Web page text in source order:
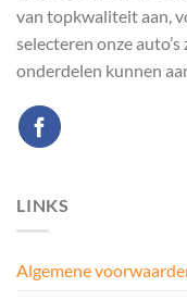
van topkwaliteit aan,
selecteren onze
onderdelen kunnen
LINKS
Algemene